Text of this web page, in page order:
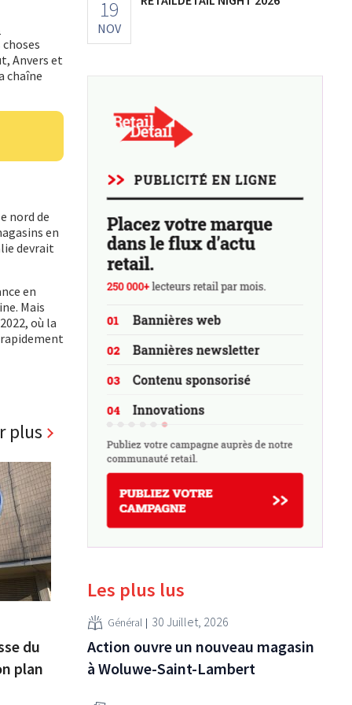
Anvers et
chaîne
nord de
en
devrait
en
Mais
où la
rapidement
plus
du
plan
19
NOV
Les plus lus
Général 30 Juillet, 2026
Action ouvre un nouveau magasin
à Woluwe-Saint-Lambert